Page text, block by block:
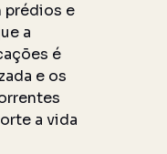
prédios e
a
é
e os
a vida